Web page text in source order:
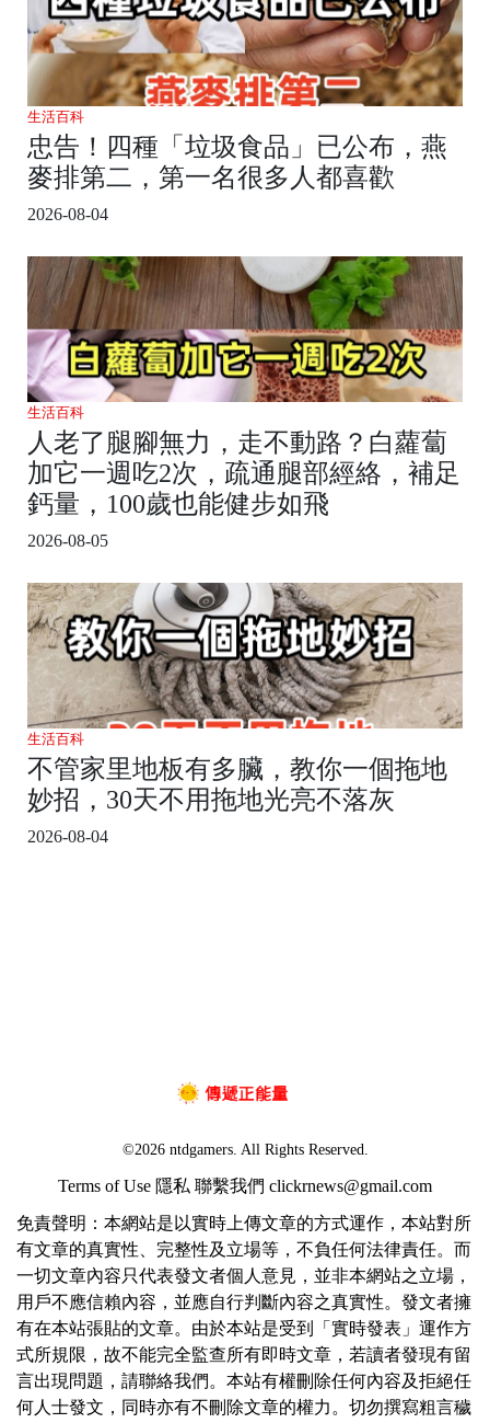
生活百科
忠告！四種「垃圾食品」已公布，燕
麥排第二，第一名很多人都喜歡
2026-08-04
生活百科
人老了腿腳無力，走不動路？白蘿蔔
加它一週吃2次，疏通腿部經絡，補足
鈣量，100歲也能健步如飛
2026-08-05
生活百科
不管家里地板有多臟，教你一個拖地
妙招，30天不用拖地光亮不落灰
2026-08-04
©2026 ntdgamers. All Rights Reserved.
Terms of Use 隱私 聯繫我們 clickrnews@gmail.com
免責聲明：本網站是以實時上傳文章的方式運作，本站對所
有文章的真實性、完整性及立場等，不負任何法律責任。而
一切文章內容只代表發文者個人意見，並非本網站之立場，
用戶不應信賴內容，並應自行判斷內容之真實性。發文者擁
有在本站張貼的文章。由於本站是受到「實時發表」運作方
式所規限，故不能完全監查所有即時文章，若讀者發現有留
言出現問題，請聯絡我們。本站有權刪除任何內容及拒絕任
何人士發文，同時亦有不刪除文章的權力。切勿撰寫粗言穢